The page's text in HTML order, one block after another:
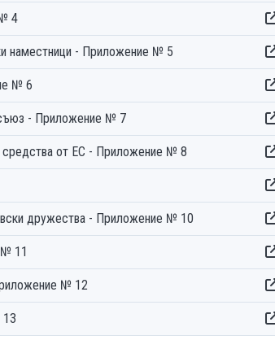
4
наместници - Приложение № 5
№ 6
съюз - Приложение № 7
Отчет за инвестиционните разходи по проекти финансирани със средства от ЕС - Приложение № 8
дружества - Приложение № 10
11
№ 12